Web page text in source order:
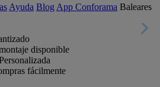
Ayuda Blog App Conforama Baleares
disponible
fácilmente